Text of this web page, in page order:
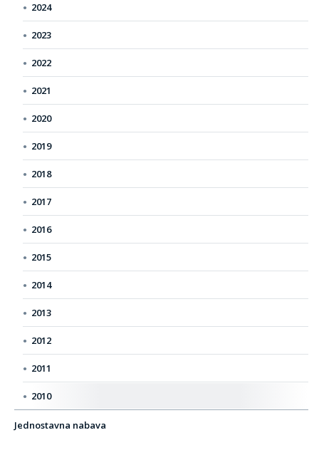
2024
2023
2022
2021
2020
2019
2018
2017
2016
2015
2014
2013
2012
2011
2010
Jednostavna nabava